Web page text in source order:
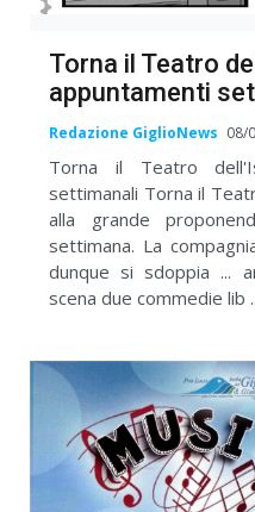
Torna il Teatro
appuntamenti
Redazione GiglioNews 08/
Torna il Teatro
settimanali Torna il
alla grande
settimana. La
dunque si sdoppia ...
scena due commedie lib